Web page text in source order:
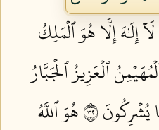
إِلَٰهَ إِلَّا هُوَ ٱلۡمَلِكُ
ٱلۡعَزِيزُ ٱلۡجَبَّارُ
٢٣
هُوَ ٱللَّهُ